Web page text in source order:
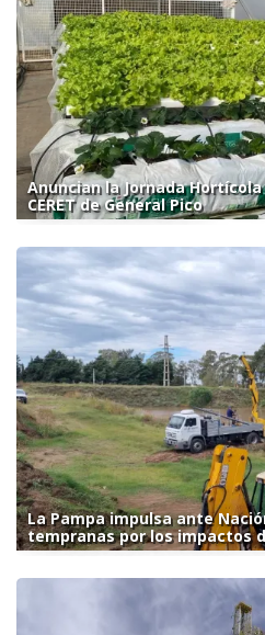
Anuncian la Jornada
CERET de General Pico
La Pampa impulsa ante
tempranas por los impactos